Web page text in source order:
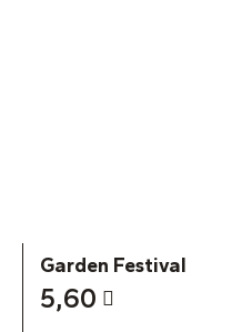
Garden Festival
5,60